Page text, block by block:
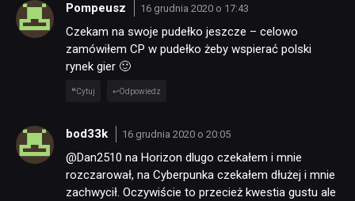
Pompeusz 16 grudnia 2020 o 17:43
Czekam na swoje pudełko jeszcze – celowo
zamówiłem CP w pudełko żeby wspierać polski
rynek gier 🙂
Cytuj Odpowiedz
bod33k 16 grudnia 2020 o 20:05
@Dan2510 na Horizon dlugo czekałem i mnie
rozczarował, na Cyberpunka czekałem dłużej i mnie
zachwycił. Oczywiście to przecież kwestia gustu ale